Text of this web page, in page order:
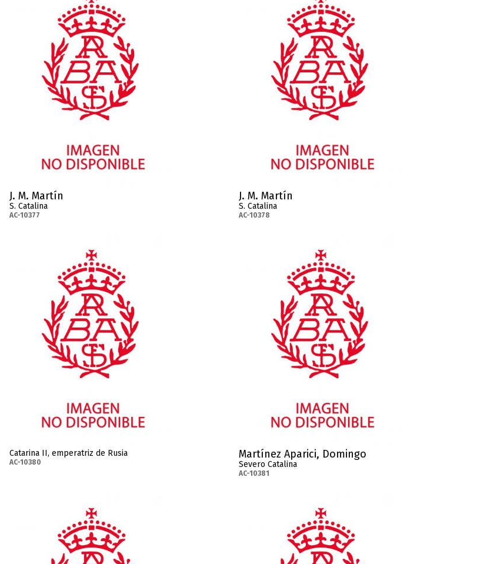
J. M. Martín
S. Catalina
AC-10377
J. M. Martín
S. Catalina
AC-10378
Catarina II, emperatriz de Rusia
AC-10380
Martínez Aparici, Domingo
Severo Catalina
AC-10381